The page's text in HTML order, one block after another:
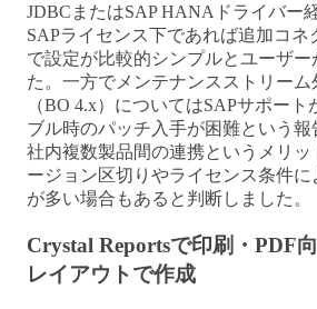
JDBCまたはSAP HANAドライバー
SAPライセンス下であれば追加コ
で設定が比較的シンプルとユーザー
た。一方でメンテナンスストリー
（BO 4.x）についてはSAPサポー
ブル時のパッチ入手が困難という
社内複数製品間の連携というメリ
ージョン区切りやライセンス条件に
が多い場合もあると判断しました。
Crystal Reportsで印刷・PDF
レイアウトで作成